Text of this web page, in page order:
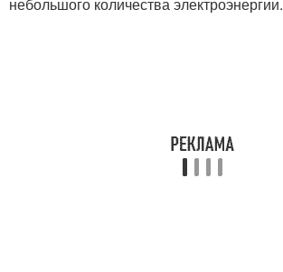
небольшого количества электроэнергии.